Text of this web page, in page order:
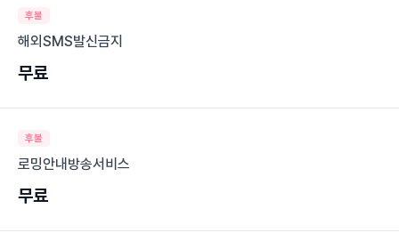
후불
해외SMS발신금지
무료
후불
로밍안내방송서비스
무료